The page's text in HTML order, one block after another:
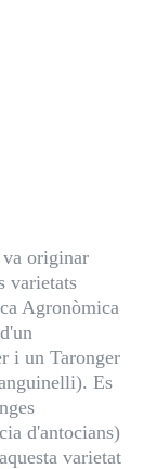
originar
varietats
Agronòmica
i un Taronger
Es
d'antocians)
varietat